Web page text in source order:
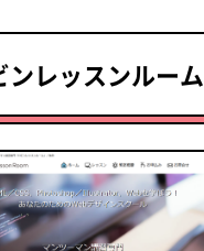
ンレッスンルーム